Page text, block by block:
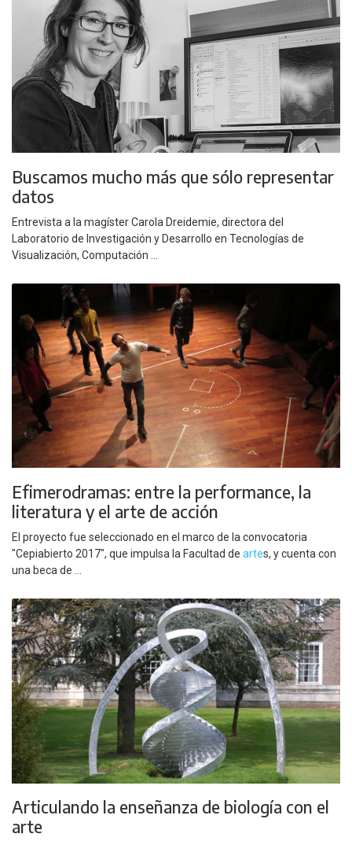
Buscamos mucho más que sólo representar
datos
Entrevista a la magíster Carola Dreidemie, directora del
Laboratorio de Investigación y Desarrollo en Tecnologías de
Visualización, Computación ...
Efimerodramas: entre la performance, la
literatura y el arte de acción
El proyecto fue seleccionado en el marco de la convocatoria
"Cepiabierto 2017", que impulsa la Facultad de artes, y cuenta con
una beca de ...
Articulando la enseñanza de biología con el
arte